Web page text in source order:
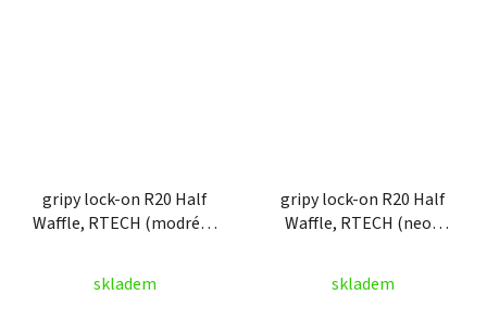
gripy lock-on R20 Half
Waffle, RTECH (modré, 1
skladem
gripy lock-on R20 Half
Waffle, RTECH (neon
skladem